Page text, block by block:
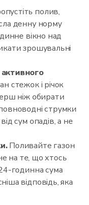
полив,
денну норму
вікно над
зрошувальні
стежок і річок
ніж обирати
струмки
сум опадів, а не
Поливайте газон
на те, що хтось
годинна сума
відповідь, яка